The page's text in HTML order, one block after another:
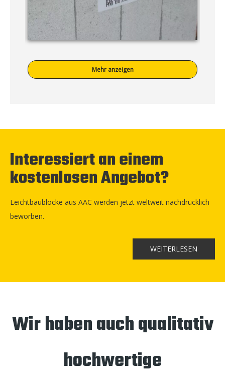
Mehr anzeigen
Interessiert an einem
kostenlosen Angebot?
Leichtbaublöcke aus AAC werden jetzt weltweit nachdrücklich
beworben.
WEITERLESEN
Wir haben auch qualitativ
hochwertige